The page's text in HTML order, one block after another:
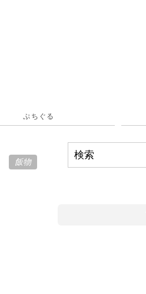
ぷちぐる
飯物